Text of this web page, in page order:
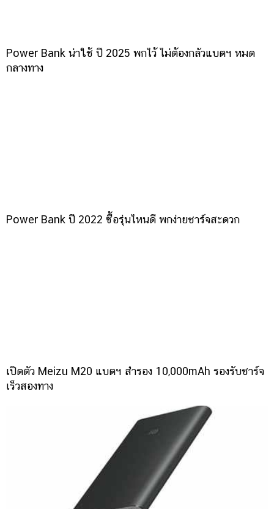
Power Bank น่าใช้ ปี 2025 พกไว้ ไม่ต้องกลัวแบตฯ หมด
กลางทาง
Power Bank ปี 2022 ซื้อรุ่นไหนดี พกง่ายชาร์จสะดวก
เปิดตัว Meizu M20 แบตฯ สำรอง 10,000mAh รองรับชาร์จ
เร็วสองทาง